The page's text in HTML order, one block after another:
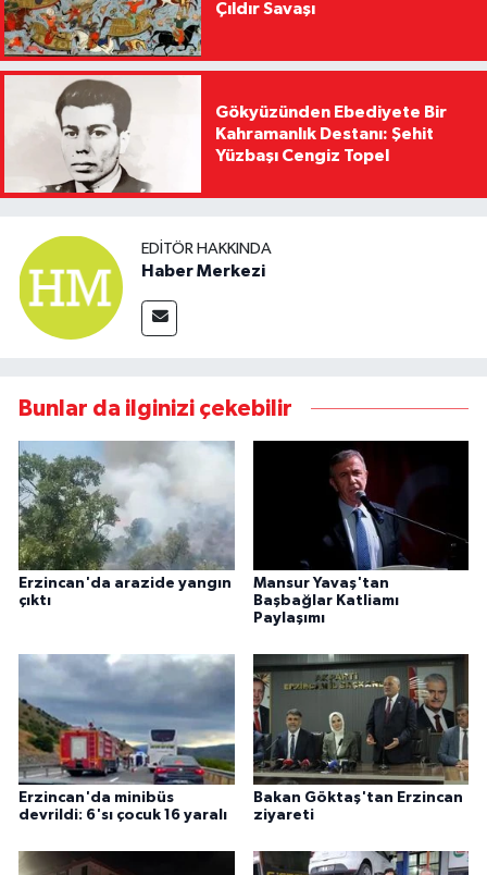
Çıldır Savaşı
Gökyüzünden Ebediyete Bir
Kahramanlık Destanı: Şehit
Yüzbaşı Cengiz Topel
EDITÖR HAKKINDA
Haber Merkezi
Bunlar da ilginizi çekebilir
Erzincan'da arazide yangın
çıktı
Mansur Yavaş'tan
Başbağlar Katliamı
Paylaşımı
Erzincan'da minibüs
devrildi: 6'sı çocuk 16 yaralı
Bakan Göktaş'tan Erzincan
ziyareti